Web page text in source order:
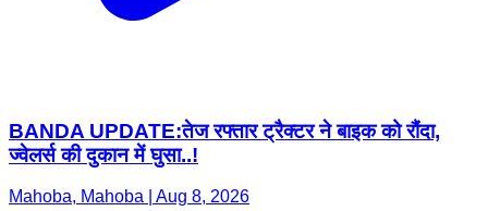
BANDA UPDATE:तेज रफ्तार ट्रैक्टर ने बाइक को रौंदा,
ज्वेलर्स की दुकान में घुसा..!
Mahoba, Mahoba | Aug 8, 2026